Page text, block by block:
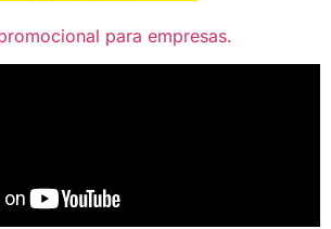
para empresas.